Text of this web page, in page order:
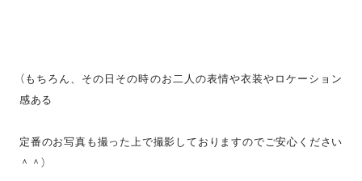
（もちろん、その日その時のお二人の表情や衣装やロケーション
感ある
定番のお写真も撮った上で撮影しておりますのでご安心ください
＾＾）